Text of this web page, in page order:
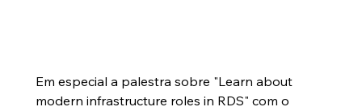
Em especial a palestra sobre "Learn about
modern infrastructure roles in RDS" com o